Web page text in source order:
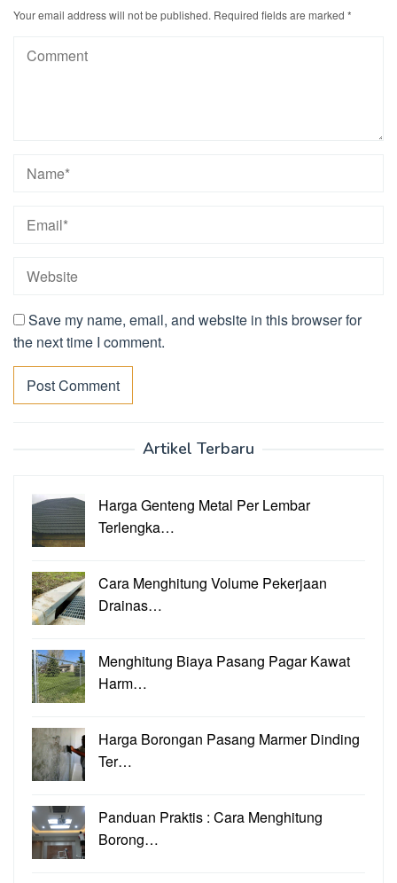
Your email address will not be published. Required fields are marked *
Save my name, email, and website in this browser for
the next time I comment.
Artikel Terbaru
Harga Genteng Metal Per Lembar
Terlengka…
Cara Menghitung Volume Pekerjaan
Drainas…
Menghitung Biaya Pasang Pagar Kawat
Harm…
Harga Borongan Pasang Marmer Dinding
Ter…
Panduan Praktis : Cara Menghitung
Borong…